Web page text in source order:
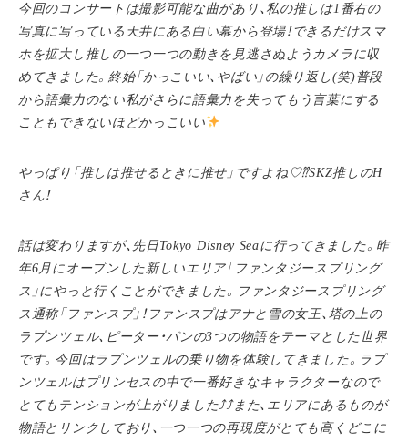
今回のコンサートは撮影可能な曲があり、私の推しは1番右の
写真に写っている天井にある白い幕から登場！できるだけスマ
ホを拡大し推しの一つ一つの動きを見逃さぬようカメラに収
めてきました。終始「かっこいい、やばい」の繰り返し(笑)普段
から語彙力のない私がさらに語彙力を失ってもう言葉にする
こともできないほどかっこいい
やっぱり「推しは推せるときに推せ」ですよね♡⁇SKZ推しのH
さん！
話は変わりますが、先日Tokyo Disney Seaに行ってきました。昨
年6月にオープンした新しいエリア「ファンタジースプリング
ス」にやっと行くことができました。ファンタジースプリング
ス通称「ファンスプ」！ファンスプはアナと雪の女王、塔の上の
ラプンツェル、ピーター・パンの3つの物語をテーマとした世界
です。今回はラプンツェルの乗り物を体験してきました。ラプ
ンツェルはプリンセスの中で一番好きなキャラクターなので
とてもテンションが上がりました⤴⤴また、エリアにあるものが
物語とリンクしており、一つ一つの再現度がとても高くどこに